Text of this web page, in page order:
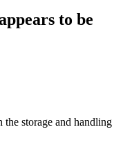
to be
storage and handling